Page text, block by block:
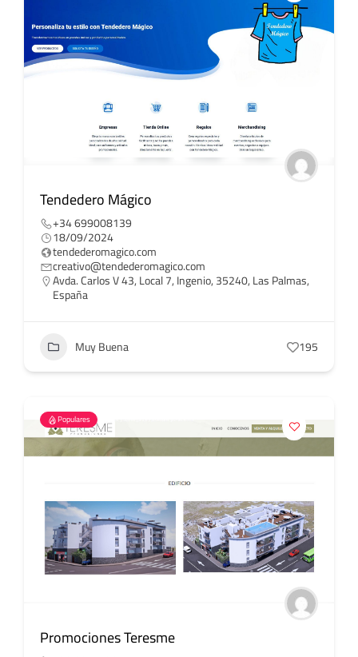
Tendedero Mágico
+34 699008139
18/09/2024
tendederomagico.com
creativo@tendederomagico.com
Avda. Carlos V 43, Local 7, Ingenio, 35240, Las Palmas,
España
Muy Buena 195
Populares
Promociones Teresme